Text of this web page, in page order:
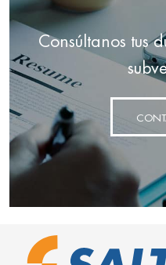
Consúltanos tus